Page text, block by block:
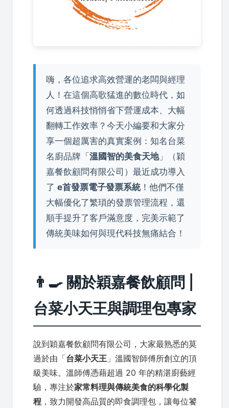
嗨，各位追求高效營運的老闆與經理
人！在這個高歌猛進的數位時代，如
何透過科技悄悄省下營運成本、大幅
翻轉工作效率？今天小編要和大家分
享一個超厲害的真實案例：知名台菜
名廚品牌「 溫國智的美食天地」（穎
嘉餐飲顧問有限公司）最近成功導入
了 e首發票電子發票系統！他們不僅
大幅優化了繁瑣的發票管理流程，還
順手提升了客戶滿意度，完美示範了
傳統美味如何與現代科技無痛結合！
👨‍🍳 關於穎嘉餐飲顧問 |
台菜小天王與調理包專家
說到穎嘉餐飲顧問有限公司，大家最熟悉的莫
過於由「台菜小天王 」溫國智師傅所創立的頂
級美味。溫師傅憑藉超過 20 年的精湛廚藝經
驗，專注於家常料理與傳統美食的科學化製
程 ，致力開發高品質的即食調理包，讓每位饕